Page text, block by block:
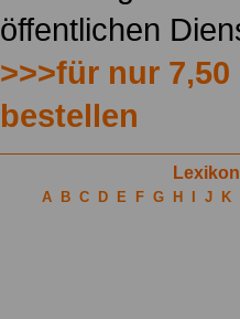
öffentlichen
>>>für nur
bestellen
A B C D E F G H J K